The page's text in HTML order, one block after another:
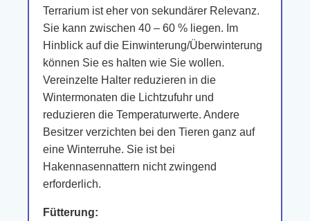
Terrarium ist eher von sekundärer Relevanz.
Sie kann zwischen 40 – 60 % liegen. Im
Hinblick auf die Einwinterung/Überwinterung
können Sie es halten wie Sie wollen.
Vereinzelte Halter reduzieren in die
Wintermonaten die Lichtzufuhr und
reduzieren die Temperaturwerte. Andere
Besitzer verzichten bei den Tieren ganz auf
eine Winterruhe. Sie ist bei
Hakennasennattern nicht zwingend
erforderlich.
Fütterung: